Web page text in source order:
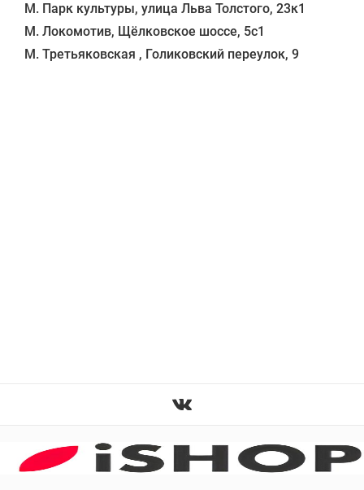
М. Парк культуры, улица Льва Толстого, 23к1
М. Локомотив, Щёлковское шоссе, 5с1